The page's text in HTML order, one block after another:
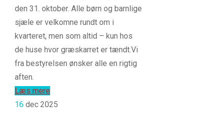
den 31. oktober. Alle børn og barnlige
sjæle er velkomne rundt om i
kvarteret, men som altid – kun hos
de huse hvor græskarret er tændt.Vi
fra bestyrelsen ønsker alle en rigtig
aften.
Læs mere
16 dec 2025